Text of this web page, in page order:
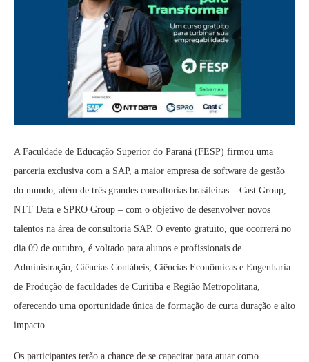
A Faculdade de Educação Superior do Paraná (FESP) firmou uma
parceria exclusiva com a SAP, a maior empresa de software de gestão
do mundo, além de três grandes consultorias brasileiras – Cast Group,
NTT Data e SPRO Group – com o objetivo de desenvolver novos
talentos na área de consultoria SAP. O evento gratuito, que ocorrerá no
dia 09 de outubro, é voltado para alunos e profissionais de
Administração, Ciências Contábeis, Ciências Econômicas e Engenharia
de Produção de faculdades de Curitiba e Região Metropolitana,
oferecendo uma oportunidade única de formação de curta duração e alto
impacto.
Os participantes terão a chance de se capacitar para atuar como